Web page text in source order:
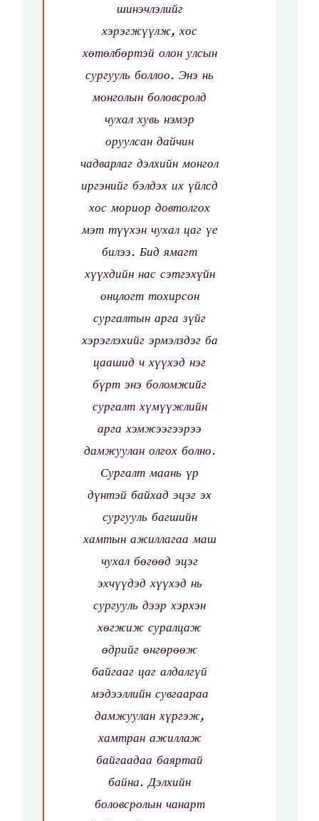
шинэчлэлийг
хэрэгжүүлж, хос
хөтөлбөртэй олон улсын
сургууль боллоо. Энэ нь
монголын боловсролд
чухал хувь нэмэр
оруулсан дайчин
чадварлаг дэлхийн монгол
иргэнийг бэлдэх их үйлсд
хос мориор довтолгох
мэт түүхэн чухал цаг үе
билээ. Бид ямагт
хүүхдийн нас сэтгэхүйн
онцлогт тохирсон
сургалтын арга зүйг
хэрэглэхийг эрмэлздэг ба
цаашид ч хүүхэд нэг
бүрт энэ боломжийг
сургалт хүмүүжлийн
арга хэмжээгээрээ
дамжуулан олгох болно.
Сургалт маань үр
дүнтэй байхад эцэг эх
сургууль багшийн
хамтын ажиллагаа маш
чухал бөгөөд эцэг
эхчүүдэд хүүхэд нь
сургууль дээр хэрхэн
хөгжиж суралцаж
өдрийг өнгөрөөж
байгааг цаг алдалгүй
мэдээллийн сувгаараа
дамжуулан хүргэж,
хамтран ажиллаж
байгаадаа баяртай
байна.Дэлхийн
боловсролын чанарт